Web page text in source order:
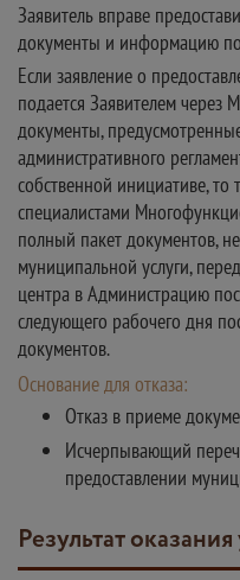
Заявитель вправе
документы и информацию
Если заявление о
подается Заявителем
документы,
административного
собственной инициативе,
специалистами
полный пакет документов,
муниципальной услуги,
центра в Администрацию
следующего рабочего дня
документов.
Основание для отказа:
Отказ в приеме
Исчерпывающий
предоставлении
Результат